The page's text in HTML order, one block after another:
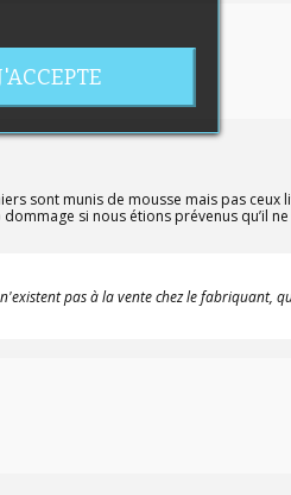
sont munis de mousse mais pas
si nous étions prévenus qu’il
pas à la vente chez le fabriquant,